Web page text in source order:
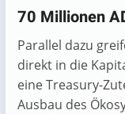
70 Millionen
Parallel dazu
direkt in die
eine Treasury-
Ausbau des